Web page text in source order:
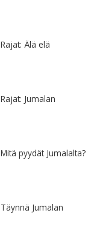
Rajat: Älä elä
Rajat: Jumalan
Mitä pyydät Jumalalta?
Täynnä Jumalan